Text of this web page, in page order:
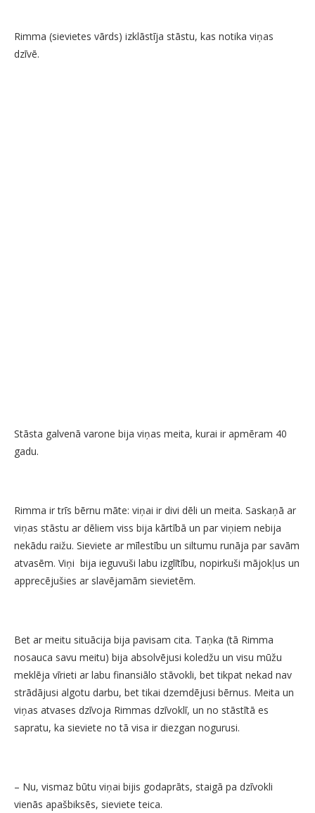
Rimma (sievietes vārds) izklāstīja stāstu, kas notika viņas
dzīvē.
Stāsta galvenā varone bija viņas meita, kurai ir apmēram 40
gadu.
Rimma ir trīs bērnu māte: viņai ir divi dēli un meita. Saskaņā ar
viņas stāstu ar dēliem viss bija kārtībā un par viņiem nebija
nekādu raižu. Sieviete ar mīlestību un siltumu runāja par savām
atvasēm. Viņi bija ieguvuši labu izglītību, nopirkuši mājokļus un
apprecējušies ar slavējamām sievietēm.
Bet ar meitu situācija bija pavisam cita. Taņka (tā Rimma
nosauca savu meitu) bija absolvējusi koledžu un visu mūžu
meklēja vīrieti ar labu finansiālo stāvokli, bet tikpat nekad nav
strādājusi algotu darbu, bet tikai dzemdējusi bērnus. Meita un
viņas atvases dzīvoja Rimmas dzīvoklī, un no stāstītā es
sapratu, ka sieviete no tā visa ir diezgan nogurusi.
– Nu, vismaz būtu viņai bijis godaprāts, staigā pa dzīvokli
vienās apašbiksēs, sieviete teica.